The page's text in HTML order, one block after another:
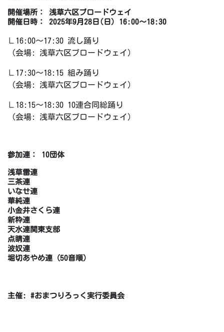
開催場所： 浅草六区ブロードウェイ
開催日時： 2025年9月28日(日) 16:00～18:30
∟16:00〜17:30 流し踊り
（会場: 浅草六区ブロードウェイ）
∟17:30〜18:15 組み踊り
（会場: 浅草六区ブロードウェイ）
∟18:15〜18:30 10連合同総踊り
（会場: 浅草六区ブロードウェイ）
参加連： 10団体
浅草雷連
三茶連
いなせ連
華純連
小金井さくら連
新粋連
天水連関東支部
点睛連
波奴連
堀切あやめ連（50音順）
主催: #おまつりろっく実行委員会